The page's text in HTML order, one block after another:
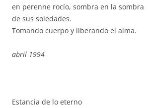
en perenne rocío, sombra en la sombra
de sus soledades.
Tomando cuerpo y liberando el alma.
abril 1994
Estancia de lo eterno